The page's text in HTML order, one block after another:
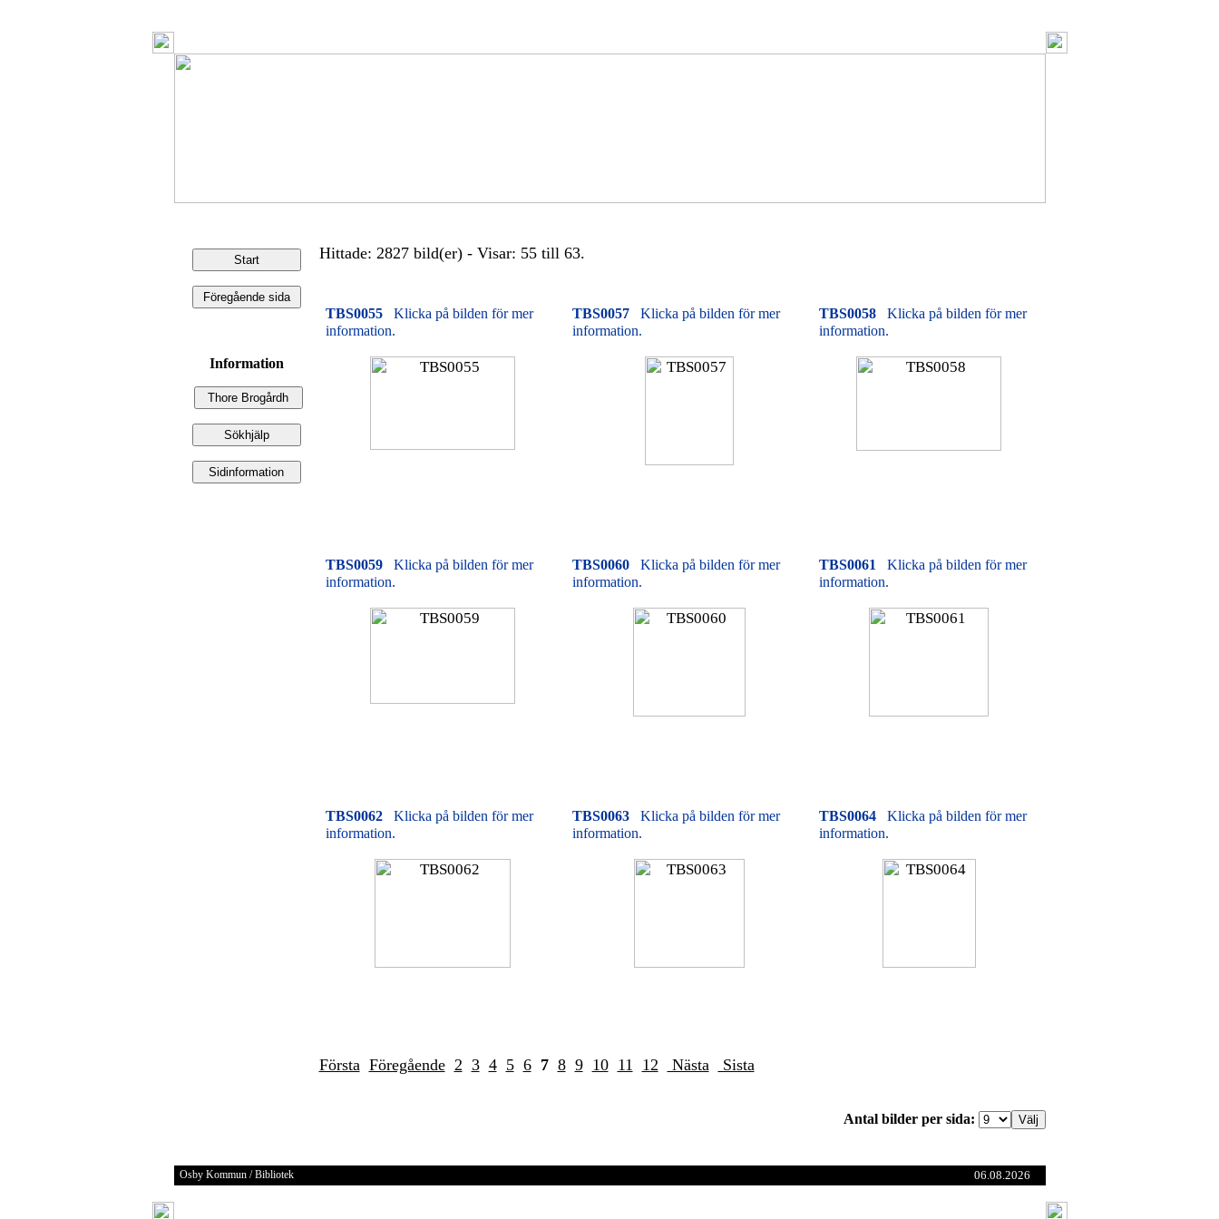
Information
Hittade: 2827 bild(er) - Visar: 55 till 63.
TBS0055
Klicka på bilden för mer
information.
TBS0057
Klicka på bilden för mer
information.
TBS0058
Klicka på bilden för mer
information.
TBS0059
Klicka på bilden för mer
information.
TBS0060
Klicka på bilden för mer
information.
TBS0061
Klicka på bilden för mer
information.
TBS0062
Klicka på bilden för mer
information.
TBS0063
Klicka på bilden för mer
information.
TBS0064
Klicka på bilden för mer
information.
Första Föregående 2 3 4 5 6 7 8 9 10 11 12 Nästa Sista
Antal bilder per sida:
Osby Kommun / Bibliotek 06.08.2026